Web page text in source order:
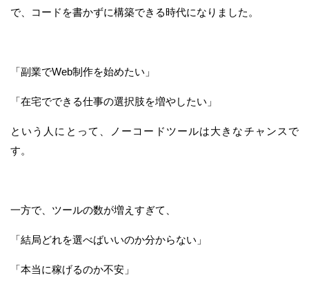
で、コードを書かずに構築できる時代になりました。
「副業でWeb制作を始めたい」
「在宅でできる仕事の選択肢を増やしたい」
という人にとって、ノーコードツールは大きなチャンスで
す。
一方で、ツールの数が増えすぎて、
「結局どれを選べばいいのか分からない」
「本当に稼げるのか不安」